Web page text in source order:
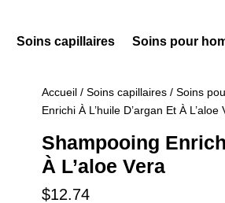
Soins capillaires Soins pour
Accueil/ Soins capillaires/ Soins
Enrichi À L’huile D’argan Et À L’aloe
Shampooing
À L’aloe Vera
$12.74